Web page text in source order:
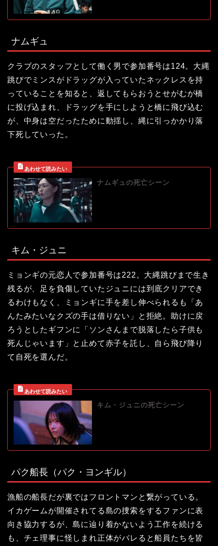
ナムギュ
クラブのスタッフとして働く男で参加番号は124。大縄
跳びでミンスがドラッグが入っていたネックレスを持
っていることを知ると、返してもらおうとせがむが橋
に投げ込まれ、ドラッグを手にしようと橋に飛び込む
が、中身は空だったために動揺し、縄に引っかかり落
下死していった。
ナムギュの死亡シーン
キム・ジュニ
ミョンギの元恋人で参加番号は222。大縄跳びまで生き
残るが、足を負傷していたジュニには到底クリアでき
るわけもなく、ミョンギに手を差し伸べられるも「あ
んたみたいなクズの手は借りない」と拒絶。助けに戻
ろうとしたギフンに「ソンさんまで脱落したら子供も
死んじゃいます」と止めて赤子を託し、自ら飛び降り
て自死を選んだ。
キム・ジュニの死亡シーン
パク船長（パク・ヨンギル）
漁船の船長だが裏ではフロントマンと繋がっている。
イカゲームが開催されてる島の捜索をするファンに表
向き協力するが、島に辿り着かないよう工作を続ける
も、チェ理事に怪しまれ正体がバレると船員たちを皆